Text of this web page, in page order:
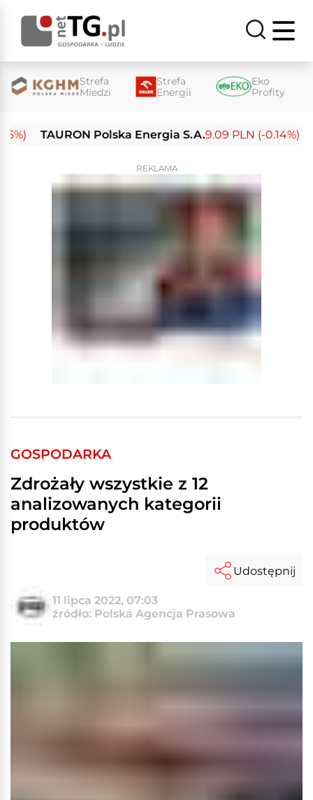
Strefa
Miedzi
Strefa
Energii
Eko
Profity
TAURON Polska Energia S.A. 9.09 PLN (-0.14%)
REKLAMA
GOSPODARKA
Zdrożały wszystkie z 12
analizowanych kategorii
produktów
11 lipca 2022, 07:03
źródło: Polska Agencja Prasowa
Udostępnij